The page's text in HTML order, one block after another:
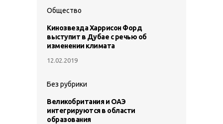
Общество
Кинозвезда Харрисон Форд
выступит в Дубае с речью об
изменении климата
12.02.2019
Без рубрики
Великобритания и ОАЭ
интегрируются в области
образования